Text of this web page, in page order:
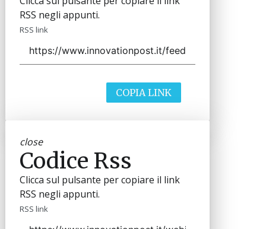
RSS negli appunti.
RSS link
COPIA LINK
close
Codice Rss
Clicca sul pulsante per copiare il link
RSS negli appunti.
RSS link